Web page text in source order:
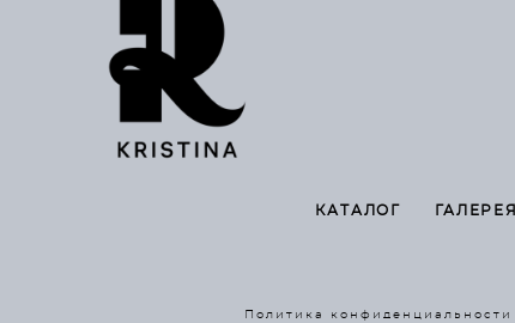
КАТАЛОГ ГАЛЕРЕЯ
Политика конфиденциальности